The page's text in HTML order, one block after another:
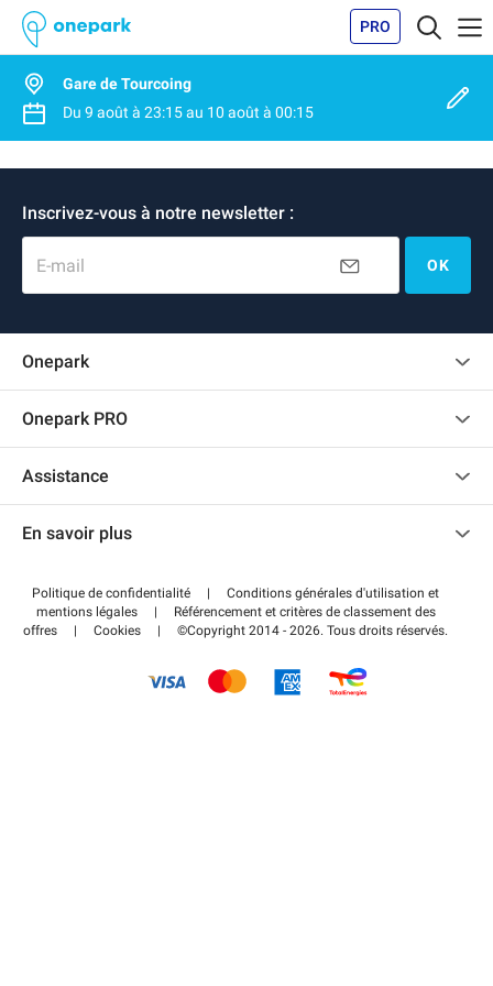
PRO
Gare de Tourcoing
Du 9 août à 23:15au 10 août à 00:15
Inscrivez-vous à notre newsletter :
E-mail OK
Onepark
Recrutement
Onepark PRO
Accéder à mon espace partenaire
Assistance
Centre d'aide
Régler votre stationnement FLOW
En savoir plus
Wiki
Guide du stationnement
Politique de confidentialité |
Conditions générales d'utilisation et
mentions légales
|
Référencement et critères de classement des
offres
| Cookies | ©Copyright 2014 - 2026. Tous droits réservés.